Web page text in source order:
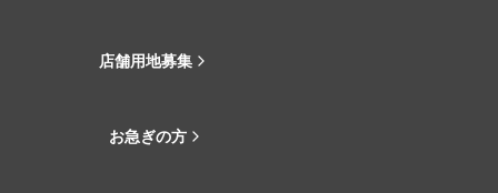
店舗用地募集
お急ぎの方